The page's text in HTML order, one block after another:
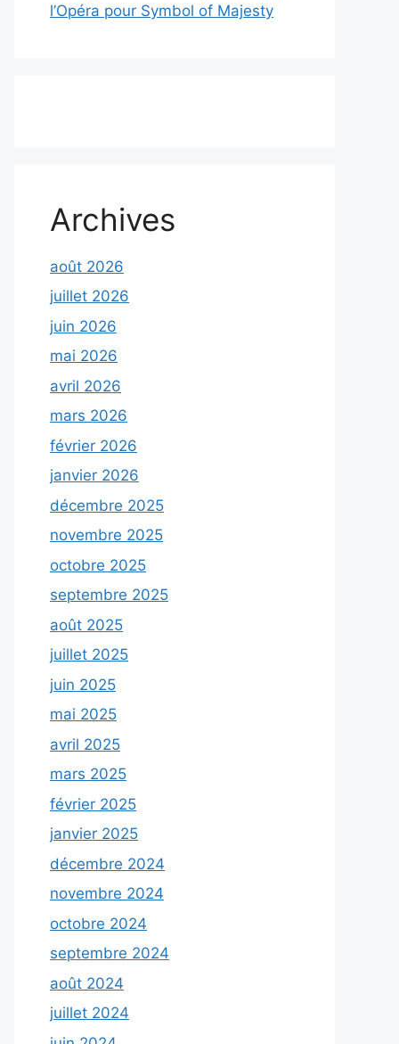
l’Opéra pour Symbol of Majesty
Archives
août 2026
juillet 2026
juin 2026
mai 2026
avril 2026
mars 2026
février 2026
janvier 2026
décembre 2025
novembre 2025
octobre 2025
septembre 2025
août 2025
juillet 2025
juin 2025
mai 2025
avril 2025
mars 2025
février 2025
janvier 2025
décembre 2024
novembre 2024
octobre 2024
septembre 2024
août 2024
juillet 2024